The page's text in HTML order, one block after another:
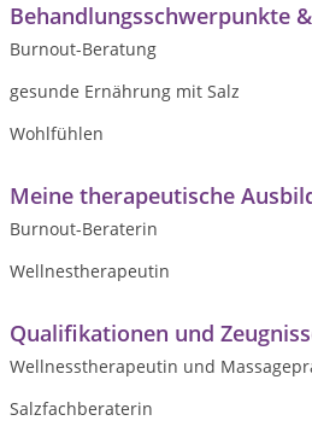
Behandlungsschwerpunkte
Burnout-Beratung
gesunde Ernährung mit Salz
Wohlfühlen
Meine therapeutische
Burnout-Beraterin
Wellnestherapeutin
Qualifikationen und
Wellnesstherapeutin und
Salzfachberaterin